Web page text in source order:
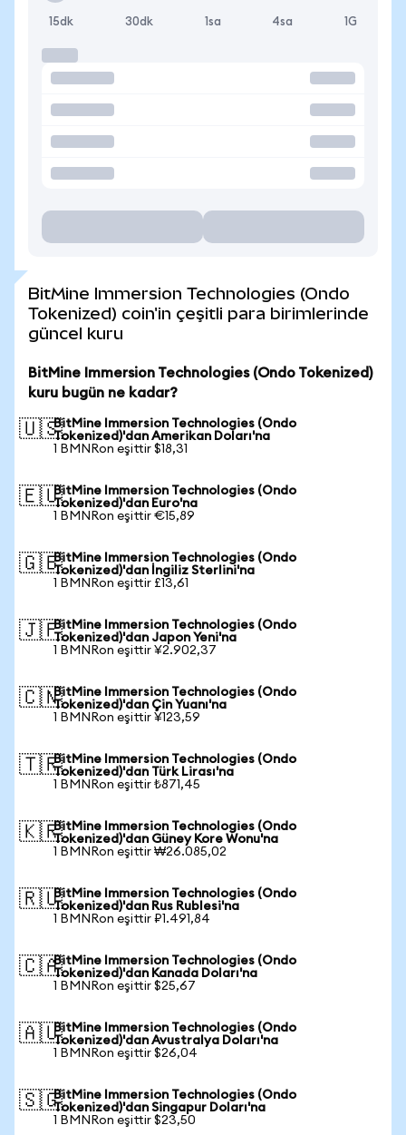
15dk 30dk 1sa 4sa 1G
BitMine Immersion Technologies (Ondo
Tokenized) coin'in çeşitli para birimlerinde
güncel kuru
BitMine Immersion Technologies (Ondo Tokenized)
kuru bugün ne kadar?
🇺🇸BitMine Immersion Technologies (Ondo
Tokenized)'dan Amerikan Doları'na
1 BMNRon eşittir $18,31
🇪🇺BitMine Immersion Technologies (Ondo
Tokenized)'dan Euro'na
1 BMNRon eşittir €15,89
🇬🇧BitMine Immersion Technologies (Ondo
Tokenized)'dan İngiliz Sterlini'na
1 BMNRon eşittir £13,61
🇯🇵BitMine Immersion Technologies (Ondo
Tokenized)'dan Japon Yeni'na
1 BMNRon eşittir ¥2.902,37
🇨🇳BitMine Immersion Technologies (Ondo
Tokenized)'dan Çin Yuanı'na
1 BMNRon eşittir ¥123,59
🇹🇷BitMine Immersion Technologies (Ondo
Tokenized)'dan Türk Lirası'na
1 BMNRon eşittir ₺871,45
🇰🇷BitMine Immersion Technologies (Ondo
Tokenized)'dan Güney Kore Wonu'na
1 BMNRon eşittir ₩26.085,02
🇷🇺BitMine Immersion Technologies (Ondo
Tokenized)'dan Rus Rublesi'na
1 BMNRon eşittir ₽1.491,84
🇨🇦BitMine Immersion Technologies (Ondo
Tokenized)'dan Kanada Doları'na
1 BMNRon eşittir $25,67
🇦🇺BitMine Immersion Technologies (Ondo
Tokenized)'dan Avustralya Doları'na
1 BMNRon eşittir $26,04
🇸🇬BitMine Immersion Technologies (Ondo
Tokenized)'dan Singapur Doları'na
1 BMNRon eşittir $23,50